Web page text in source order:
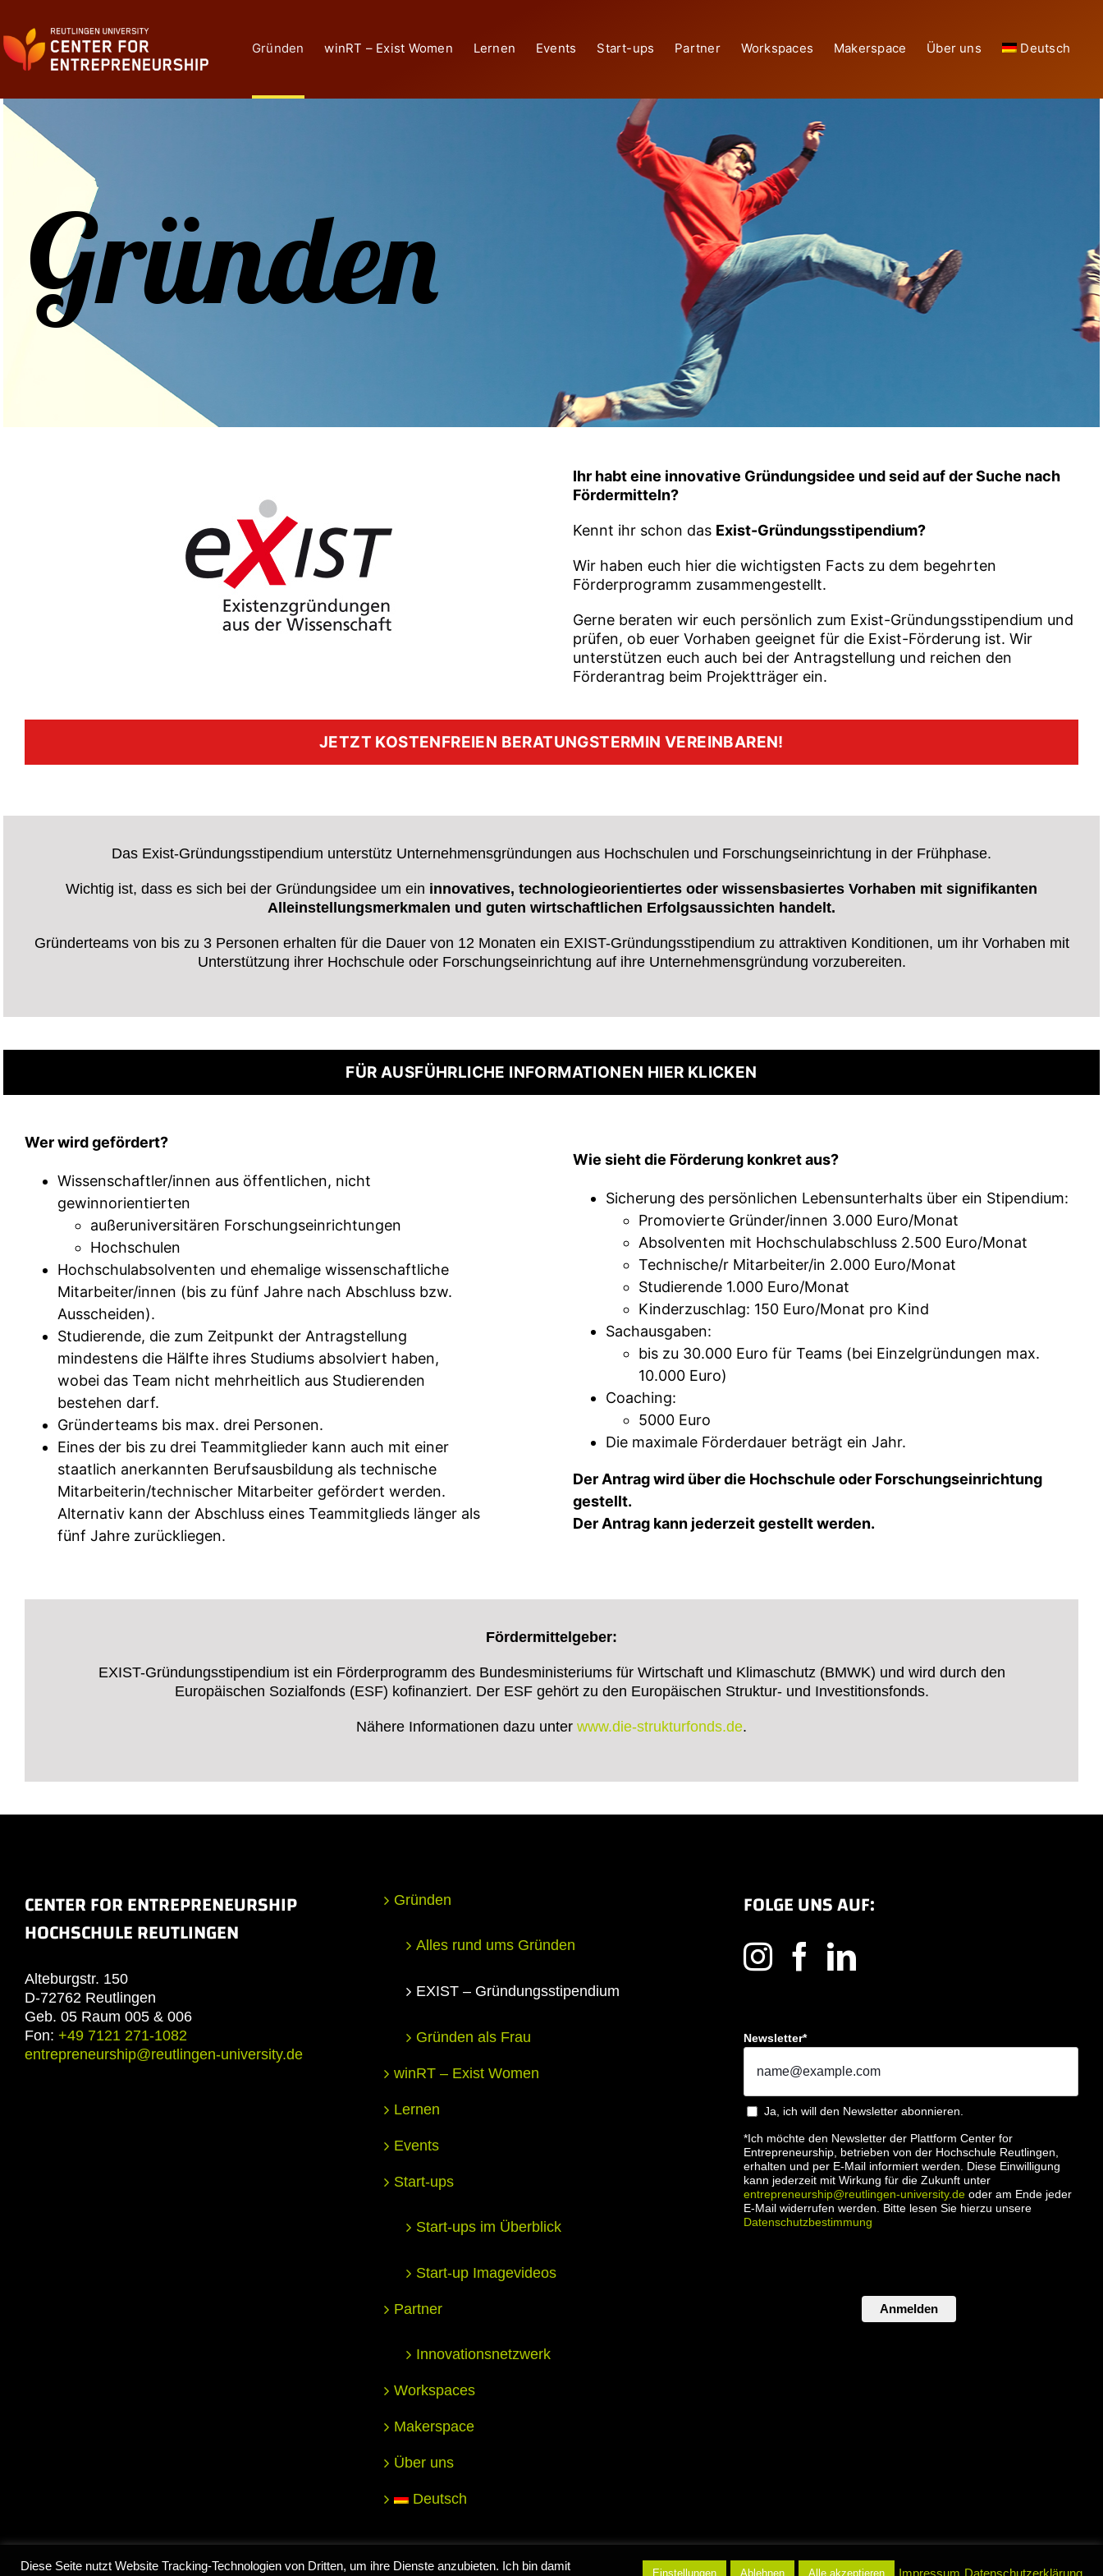
Inhalt
springen
Gründen winRT – Exist Women Lernen Events Start-ups Partner Workspaces Makerspace Über uns Deutsch
Gründen
Ihr habt eine innovative Gründungsidee und seid auf der Suche nach
Fördermitteln?
Kennt ihr schon das Exist-Gründungsstipendium?
Wir haben euch hier die wichtigsten Facts zu dem begehrten
Förderprogramm zusammengestellt.
Gerne beraten wir euch persönlich zum Exist-Gründungsstipendium und
prüfen, ob euer Vorhaben geeignet für die Exist-Förderung ist. Wir
unterstützen euch auch bei der Antragstellung und reichen den
Förderantrag beim Projektträger ein.
JETZT KOSTENFREIEN BERATUNGSTERMIN VEREINBAREN!
Das Exist-Gründungsstipendium unterstütz Unternehmensgründungen aus Hochschulen und Forschungseinrichtung in der Frühphase.
Wichtig ist, dass es sich bei der Gründungsidee um ein innovatives, technologieorientiertes oder wissensbasiertes Vorhaben mit signifikanten
Alleinstellungsmerkmalen und guten wirtschaftlichen Erfolgsaussichten handelt.
Gründerteams von bis zu 3 Personen erhalten für die Dauer von 12 Monaten ein EXIST-Gründungsstipendium zu attraktiven Konditionen, um ihr Vorhaben mit
Unterstützung ihrer Hochschule oder Forschungseinrichtung auf ihre Unternehmensgründung vorzubereiten.
FÜR AUSFÜHRLICHE INFORMATIONEN HIER KLICKEN
Wer wird gefördert?
Wissenschaftler/innen aus öffentlichen, nicht
gewinnorientierten
außeruniversitären Forschungseinrichtungen
Hochschulen
Hochschulabsolventen und ehemalige wissenschaftliche
Mitarbeiter/innen (bis zu fünf Jahre nach Abschluss bzw.
Ausscheiden).
Studierende, die zum Zeitpunkt der Antragstellung
mindestens die Hälfte ihres Studiums absolviert haben,
wobei das Team nicht mehrheitlich aus Studierenden
bestehen darf.
Gründerteams bis max. drei Personen.
Eines der bis zu drei Teammitglieder kann auch mit einer
staatlich anerkannten Berufsausbildung als technische
Mitarbeiterin/technischer Mitarbeiter gefördert werden.
Alternativ kann der Abschluss eines Teammitglieds länger als
fünf Jahre zurückliegen.
Wie sieht die Förderung konkret aus?
Sicherung des persönlichen Lebensunterhalts über ein Stipendium:
Promovierte Gründer/innen 3.000 Euro/Monat
Absolventen mit Hochschulabschluss 2.500 Euro/Monat
Technische/r Mitarbeiter/in 2.000 Euro/Monat
Studierende 1.000 Euro/Monat
Kinderzuschlag: 150 Euro/Monat pro Kind
Sachausgaben:
bis zu 30.000 Euro für Teams (bei Einzelgründungen max.
10.000 Euro)
Coaching:
5000 Euro
Die maximale Förderdauer beträgt ein Jahr.
Der Antrag wird über die Hochschule oder Forschungseinrichtung
gestellt.
Der Antrag kann jederzeit gestellt werden.
Fördermittelgeber:
EXIST-Gründungsstipendium ist ein Förderprogramm des Bundesministeriums für Wirtschaft und Klimaschutz (BMWK) und wird durch den
Europäischen Sozialfonds (ESF) kofinanziert. Der ESF gehört zu den Europäischen Struktur- und Investitionsfonds.
Nähere Informationen dazu unter www.die-strukturfonds.de.
CENTER FOR ENTREPRENEURSHIP
HOCHSCHULE REUTLINGEN
Alteburgstr. 150
D-72762 Reutlingen
Geb. 05 Raum 005 & 006
Fon: +49 7121 271-1082
entrepreneurship@reutlingen-university.de
Gründen
Alles rund ums Gründen
EXIST – Gründungsstipendium
Gründen als Frau
winRT – Exist Women
Lernen
Events
Start-ups
Start-ups im Überblick
Start-up Imagevideos
Partner
Innovationsnetzwerk
Workspaces
Makerspace
Über uns
Deutsch
FOLGE UNS AUF:
Newsletter*
Ja, ich will den Newsletter abonnieren.
*Ich möchte den Newsletter der Plattform Center for
Entrepreneurship, betrieben von der Hochschule Reutlingen,
erhalten und per E-Mail informiert werden. Diese Einwilligung
kann jederzeit mit Wirkung für die Zukunft unter
entrepreneurship@reutlingen-university.de oder am Ende jeder
E-Mail widerrufen werden. Bitte lesen Sie hierzu unsere
Datenschutzbestimmung
Anmelden
Diese Seite nutzt Website Tracking-Technologien von Dritten, um ihre Dienste anzubieten. Ich bin damit
Einstellungen Ablehnen Alle akzeptieren Impressum Datenschutzerklärung